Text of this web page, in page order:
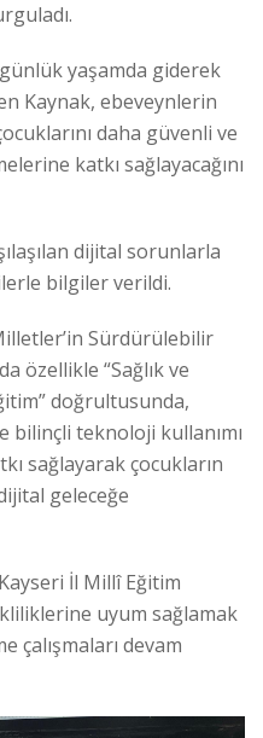
yaşamda giderek
Kaynak, ebeveynlerin
daha güvenli ve
katkı sağlayacağını
dijital sorunlarla
bilgiler verildi.
Sürdürülebilir
özellikle “Sağlık ve
doğrultusunda,
bilinçli teknoloji kullanımı
sağlayarak çocukların
geleceğe
İl Millî Eğitim
uyum sağlamak
çalışmaları devam